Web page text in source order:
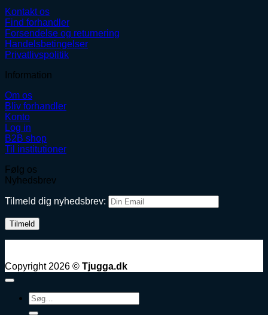
Kontakt os
Find forhandler
Forsendelse og returnering
Handelsbetingelser
Privatlivspolitik
Information
Om os
Bliv forhandler
Konto
Log in
B2B shop
Til institutioner
Følg os
Nyhedsbrev
Tilmeld dig nyhedsbrev:
Copyright 2026 © Tjugga.dk
Søg
efter: